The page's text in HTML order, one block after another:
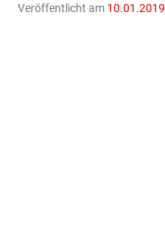
Veröffentlicht am 10.01.2019